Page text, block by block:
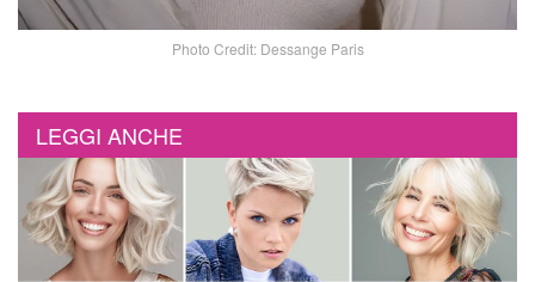
Photo Credit: Dessange Paris
LEGGI ANCHE